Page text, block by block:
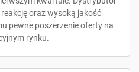
oraz wysoką jakość
pewne poszerzenie oferty na
rynku.